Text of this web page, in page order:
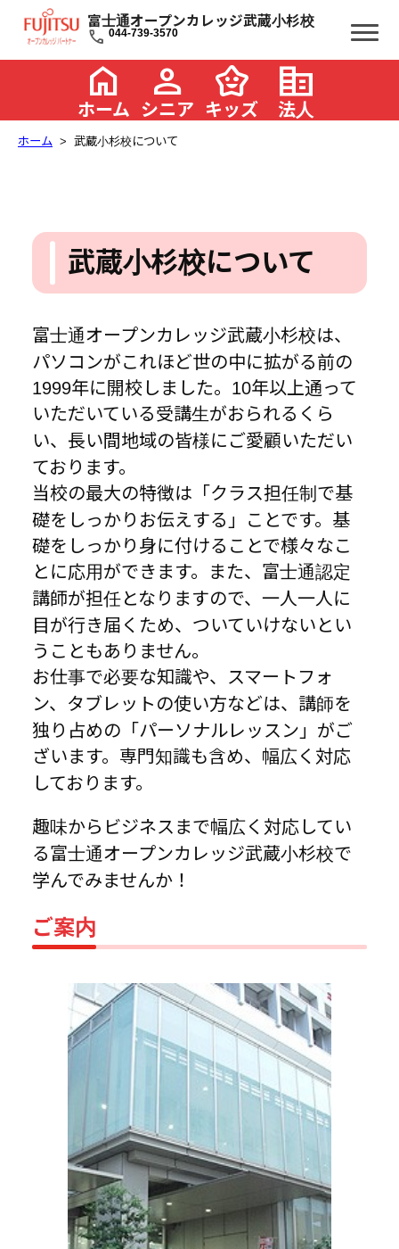
富士通オープンカレッジ武蔵小杉校
call 044-739-3570
home
ホーム
person
シニア
family_star
キッズ
corporate_fare
法人
ホーム 武蔵小杉校について
武蔵小杉校について
富士通オープンカレッジ武蔵小杉校は、
パソコンがこれほど世の中に拡がる前の
1999年に開校しました。10年以上通って
いただいている受講生がおられるくら
い、長い間地域の皆様にご愛顧いただい
ております。
当校の最大の特徴は「クラス担任制で基
礎をしっかりお伝えする」ことです。基
礎をしっかり身に付けることで様々なこ
とに応用ができます。また、富士通認定
講師が担任となりますので、一人一人に
目が行き届くため、ついていけないとい
うこともありません。
お仕事で必要な知識や、スマートフォ
ン、タブレットの使い方などは、講師を
独り占めの「パーソナルレッスン」がご
ざいます。専門知識も含め、幅広く対応
しております。
趣味からビジネスまで幅広く対応してい
る富士通オープンカレッジ武蔵小杉校で
学んでみませんか！
ご案内